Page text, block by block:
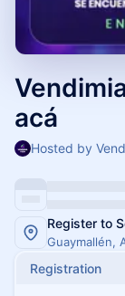
acá
Hosted by
Register to
Guaymallén,
Registration